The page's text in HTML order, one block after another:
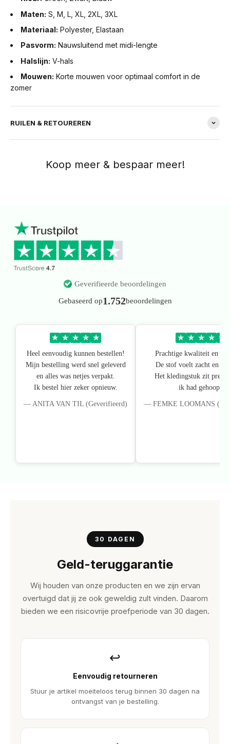
Maten: S, M, L, XL, 2XL, 3XL
Materiaal: Polyester, Elastaan
Pasvorm: Nauwsluitend met midi-lengte
Halslijn: V-hals
Mouwen: Korte mouwen voor optimaal comfort in de
zomer
RUILEN & RETOUREREN
Geverifieerde beoordelingen
Gebaseerd op1.752beoordelingen
★ ★ ★ ★ ★
Heel eenvoudig kunnen bestellen!
Mijn bestelling werd snel geleverd
en alles was netjes verpakt.
Ik bestel hier zeker opnieuw.
— ANITA VAN TIL (Geverifieerd)
★ ★ ★ ★ ★
Prachtige kwaliteit en
De stof voelt zacht en
Het kledingstuk zit
ik had gehoopt.
— FEMKE LOOMANS
30 DAGEN
Geld-teruggarantie
Wij houden van onze producten en we zijn ervan
overtuigd dat jij ze ook geweldig zult vinden. Daarom
bieden we een risicovrije proefperiode van 30 dagen.
↩
Eenvoudig retourneren
Stuur je artikel moeiteloos terug binnen 30 dagen na
ontvangst van je bestelling.